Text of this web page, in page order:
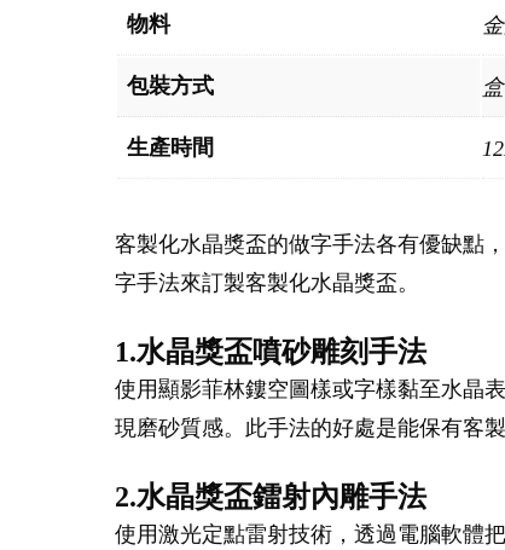
物料
包裝方式 盒
生產時間
客製化水晶獎盃的做字手法各有優缺點
字手法來訂製客製化水晶獎盃。
1.水晶獎盃噴砂雕刻手法
使用顯影菲林鏤空圖樣或字樣黏至水晶
現磨砂質感。此手法的好處是能保有客
2.水晶獎盃鐳射內雕手法
使用激光定點雷射技術，透過電腦軟體